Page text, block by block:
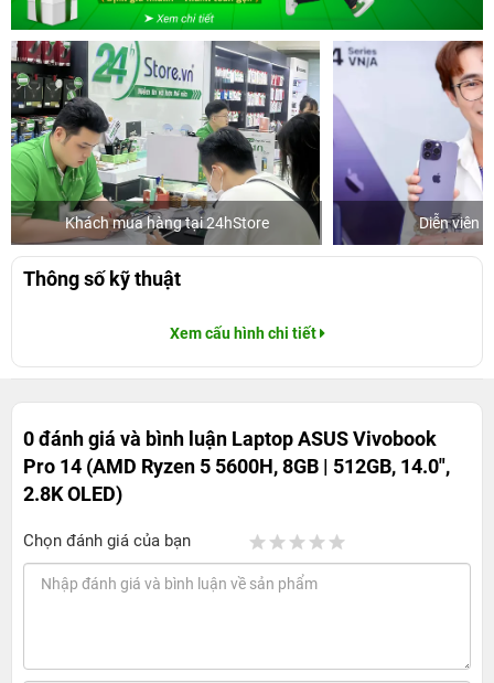
Khách mua hàng tại 24hStore Diễn viên
Thông số kỹ thuật
Xem cấu hình chi tiết
0 đánh giá và bình luận Laptop ASUS Vivobook
Pro 14 (AMD Ryzen 5 5600H, 8GB | 512GB, 14.0",
2.8K OLED)
Chọn đánh giá của bạn